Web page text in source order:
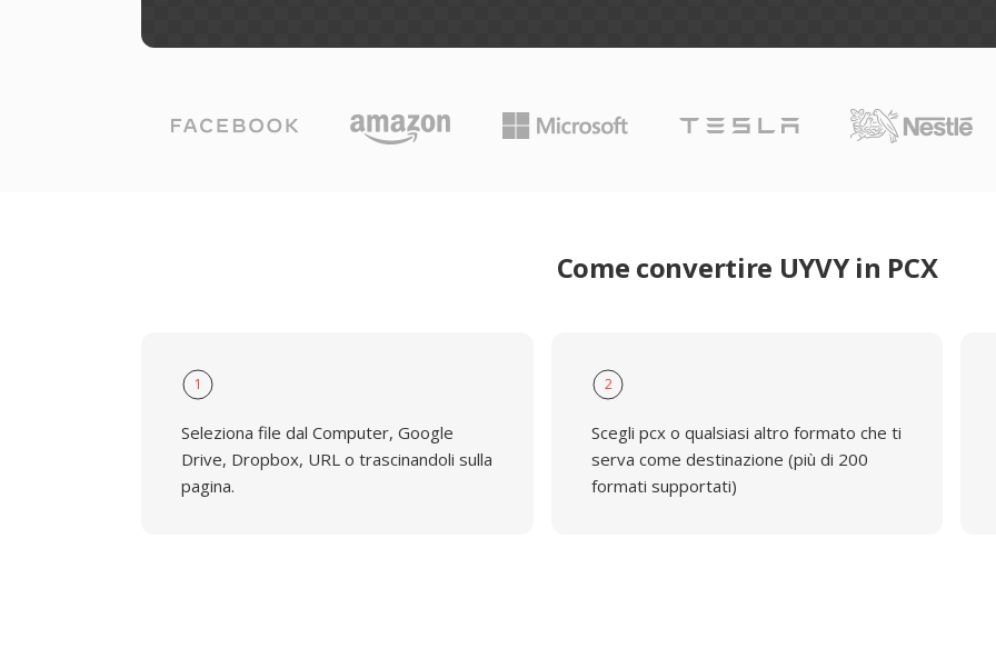
Come convertire UYVY in PCX
1
Seleziona file dal Computer, Google
Drive, Dropbox, URL o trascinandoli sulla
pagina.
2
Scegli pcx o qualsiasi altro formato che ti
serva come destinazione (più di 200
formati supportati)